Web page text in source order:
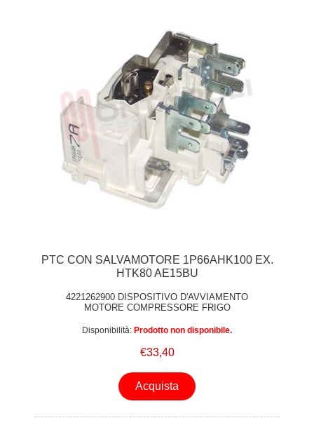
PTC CON SALVAMOTORE 1P66AHK100 EX.
HTK80 AE15BU
4221262900 DISPOSITIVO D'AVVIAMENTO
MOTORE COMPRESSORE FRIGO
Disponibilità: Prodotto non disponibile.
€33,40
Acquista